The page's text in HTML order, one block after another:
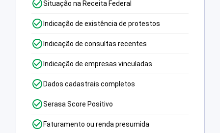
Situação na Receita Federal
Indicação de existência de protestos
Indicação de consultas recentes
Indicação de empresas vinculadas
Dados cadastrais completos
Serasa Score Positivo
Faturamento ou renda presumida